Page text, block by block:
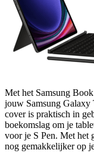
Met het Samsung
jouw Samsung Galaxy
cover is praktisch in
boekomslag om je
voor je S Pen. Met het
nog gemakkelijker op